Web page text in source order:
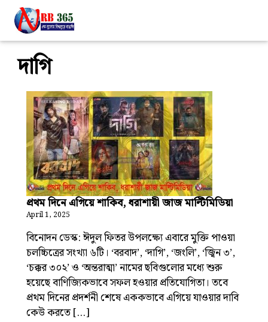
দাগি
প্রথম দিনে এগিয়ে শাকিব, ধরাশায়ী জাজ মাল্টিমিডিয়া
April 1, 2025
বিনোদন ডেস্ক: ঈদুল ফিতর উপলক্ষ্যে এবারে মুক্তি পাওয়া
চলচ্চিত্রের সংখ্যা ৬টি। ‘বরবাদ’, ‘দাগি’, ‘জংলি’, ‘জ্বিন ৩’,
‘চক্কর ৩০২’ ও ‘অন্তরাত্মা’ নামের ছবিগুলোর মধ্যে শুরু
হয়েছে বাণিজ্যিকভাবে সফল হওয়ার প্রতিযোগিতা। তবে
প্রথম দিনের প্রদর্শনী শেষে এককভাবে এগিয়ে যাওয়ার দাবি
কেউ করতে […]